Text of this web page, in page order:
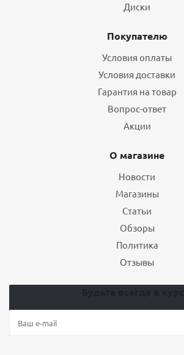
Диски
Покупателю
Условия оплаты
Условия доставки
Гарантия на товар
Вопрос-ответ
Акции
О магазине
Новости
Магазины
Статьи
Обзоры
Политика
Отзывы